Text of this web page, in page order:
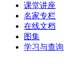
课堂讲座
名家专栏
在线文档
图集
学习与查询